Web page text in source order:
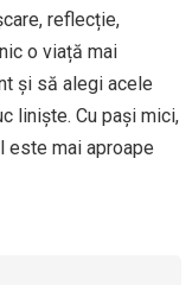
reflecție,
o viață mai
și să alegi acele
liniște. Cu pași mici,
este mai aproape